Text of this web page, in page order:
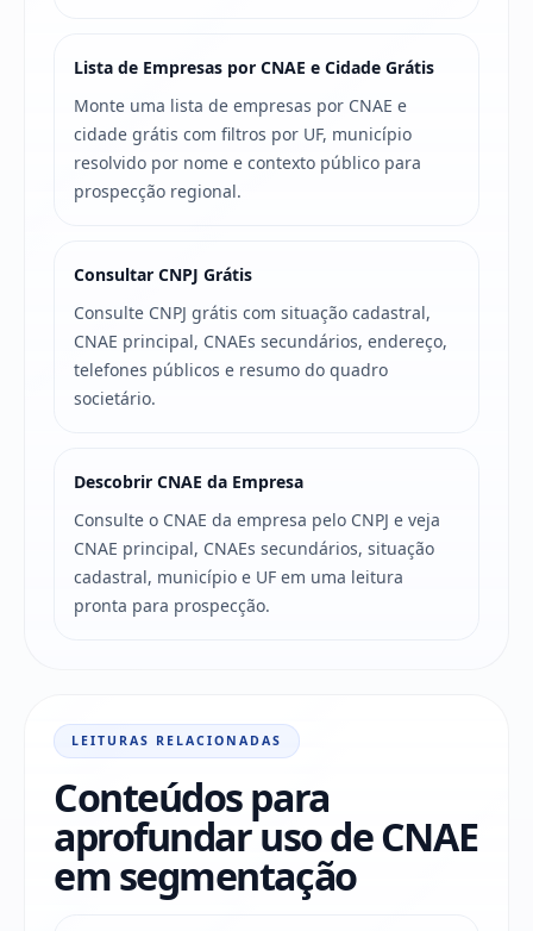
Lista de Empresas por CNAE e Cidade Grátis
Monte uma lista de empresas por CNAE e
cidade grátis com filtros por UF, município
resolvido por nome e contexto público para
prospecção regional.
Consultar CNPJ Grátis
Consulte CNPJ grátis com situação cadastral,
CNAE principal, CNAEs secundários, endereço,
telefones públicos e resumo do quadro
societário.
Descobrir CNAE da Empresa
Consulte o CNAE da empresa pelo CNPJ e veja
CNAE principal, CNAEs secundários, situação
cadastral, município e UF em uma leitura
pronta para prospecção.
LEITURAS RELACIONADAS
Conteúdos para
aprofundar uso de CNAE
em segmentação